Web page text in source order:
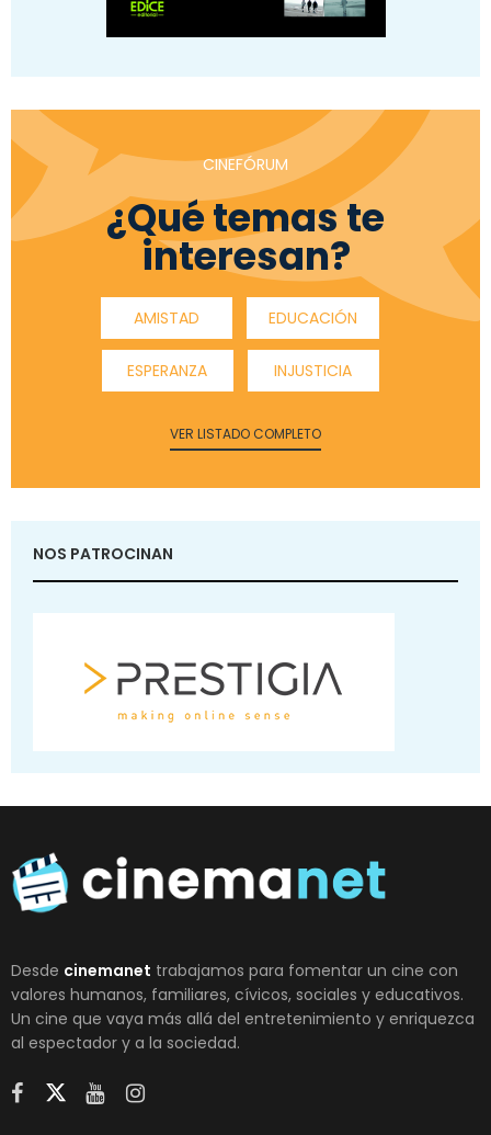
CINEFÓRUM
¿Qué temas te
interesan?
AMISTAD EDUCACIÓN
ESPERANZA INJUSTICIA
VER LISTADO COMPLETO
NOS PATROCINAN
Desde cinemanet trabajamos para fomentar un cine con
valores humanos, familiares, cívicos, sociales y educativos.
Un cine que vaya más allá del entretenimiento y enriquezca
al espectador y a la sociedad.